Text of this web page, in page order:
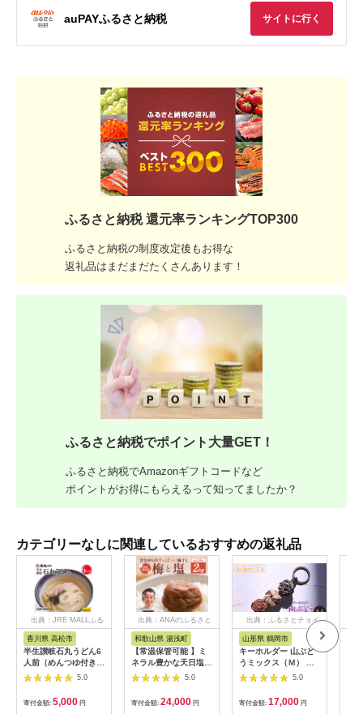
auPAYふるさと納税 サイトに行く
ふるさと納税 還元率ランキングTOP300
ふるさと納税の制度改定後もお得な
返礼品はまだまだたくさんあります！
ふるさと納税でポイント大量GET！
ふるさと納税でAmazonギフトコードなど
ポイントがお得にもらえるって知ってましたか？
カテゴリーなしに関連しているおすすめの返礼品
出典：JRE MALLふる
さと納税
香川県 高松市
半生讃岐石丸うどん6
人前（めんつゆ付き）
麺300g×2袋
5.0
寄付金額: 5,000 円
出典：ANAのふるさと
和歌山県 湯浅町
【常温保管可能 】ミ
ネラル豊かな天日塩だ
けで漬けた無添加梅干
し2kg 梅ボーイズ｜
B201_EP6024
5.0
寄付金額: 24,000 円
出典：ふるさとチョイ
山形県 鶴岡市
キーホルダー 山ぶど
うミックス（Ｍ） 山
形県鶴岡市 アトリエ
かおる | 山葡萄 雑貨
キーホルダー ギフト
贈り物 お取り寄せ 返
5.0
寄付金額: 17,000 円